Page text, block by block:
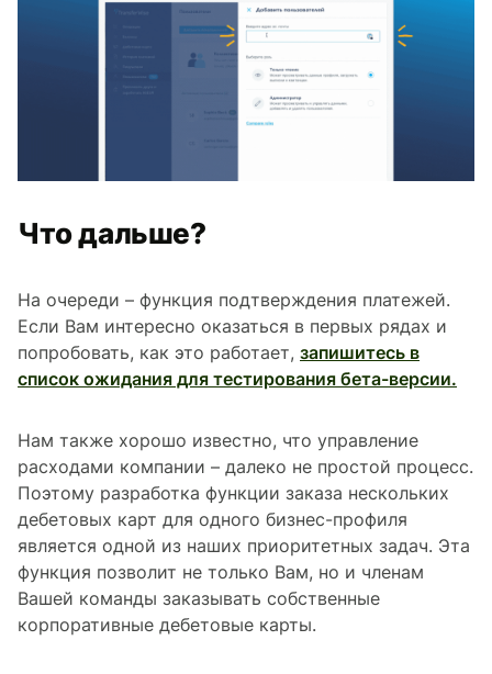
Что дальше?
На очереди – функция подтверждения платежей.
Если Вам интересно оказаться в первых рядах и
попробовать, как это работает, запишитесь в
список ожидания для тестирования бета-версии.
Нам также хорошо известно, что управление
расходами компании – далеко не простой процесс.
Поэтому разработка функции заказа нескольких
дебетовых карт для одного бизнес-профиля
является одной из наших приоритетных задач. Эта
функция позволит не только Вам, но и членам
Вашей команды заказывать собственные
корпоративные дебетовые карты.